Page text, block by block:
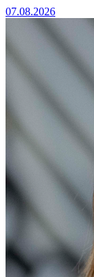
07.08.2026